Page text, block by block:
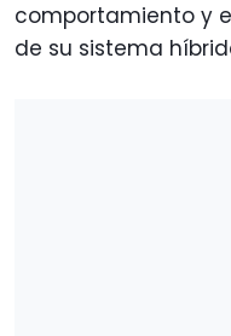
comportamiento y
de su sistema